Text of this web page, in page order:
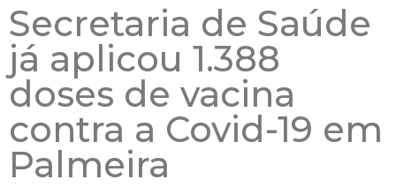
Secretaria de Saúde
já aplicou 1.388
doses de vacina
contra a Covid-19 em
Palmeira